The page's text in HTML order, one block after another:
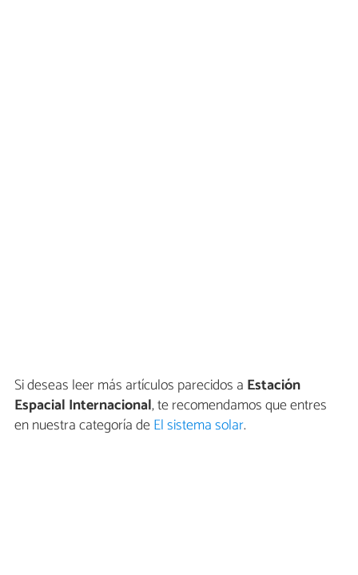
Si deseas leer más artículos parecidos a Estación
Espacial Internacional, te recomendamos que entres
en nuestra categoría deEl sistema solar.